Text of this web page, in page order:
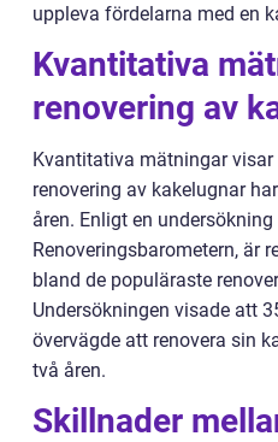
uppleva fördelarna med en
Kvantitativa
renovering av
Kvantitativa mätningar
renovering av kakelugnar
åren. Enligt en
Renoveringsbarometern, är
bland de populäraste
Undersökningen visade att
övervägde att renovera sin
två åren.
Skillnader